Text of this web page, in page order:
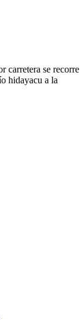
carretera se recorre
hidayacu a la